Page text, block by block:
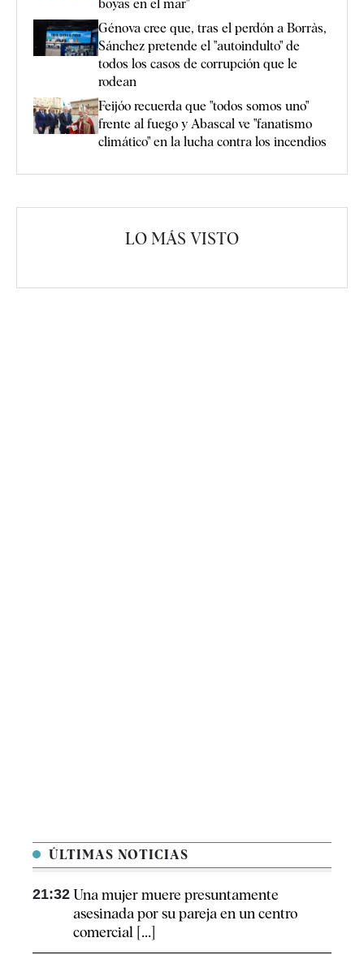
boyas en el mar"
Génova cree que, tras el perdón a Borràs,
Sánchez pretende el "autoindulto" de
todos los casos de corrupción que le
rodean
Feijóo recuerda que "todos somos uno"
frente al fuego y Abascal ve "fanatismo
climático" en la lucha contra los incendios
LO MÁS VISTO
ÚLTIMAS NOTICIAS
21:32 Una mujer muere presuntamente
asesinada por su pareja en un centro
comercial [...]